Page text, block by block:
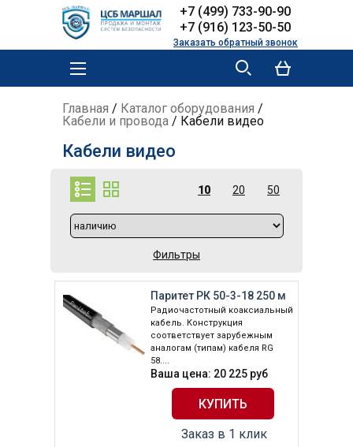
Заказать обратный звонок
+7 (499) 733-90-90
+7 (916) 123-50-50
YOU ARE HERE
Главная / Каталог оборудования /
Кабели и провода / Кабели видео
Кабели видео
10 20 50
Фильтры
Паритет РК 50-3-18 250 м
Радиочастотный коаксиальный
кабель. Конструкция
соответствует зарубежным
аналогам (типам) кабеля RG
58....
Ваша цена: 20 225 руб
Заказ в 1 клик